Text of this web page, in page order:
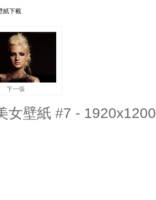
紙下載
下一張
女壁紙 #7 - 1920x1200